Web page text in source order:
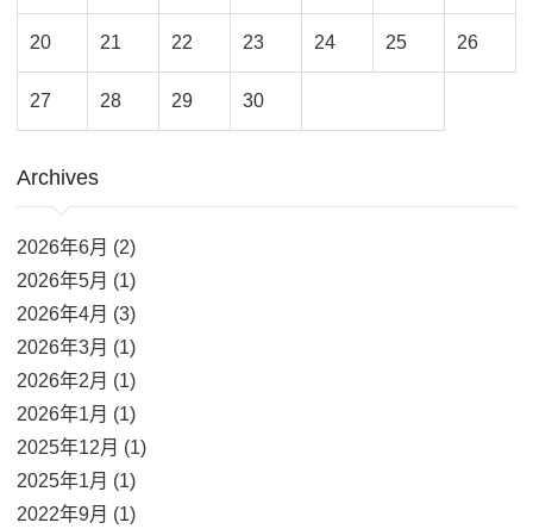
20 21 22 23 24 25 26
27 28 29 30
Archives
2026年6月 (2)
2026年5月 (1)
2026年4月 (3)
2026年3月 (1)
2026年2月 (1)
2026年1月 (1)
2025年12月 (1)
2025年1月 (1)
2022年9月 (1)